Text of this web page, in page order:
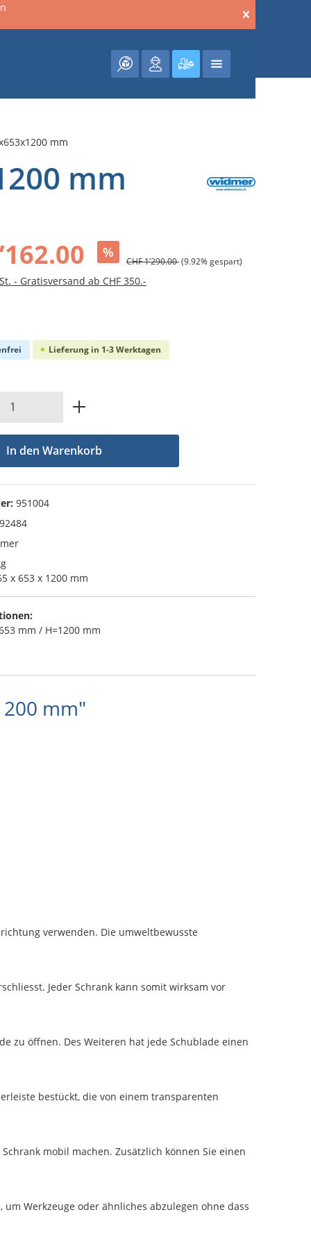
Warenkorb enthält 0
mm
mm
%
CHF 1’290.00(9.92% gespart)
- Gratisversand ab CHF 350.-
Bewertung von 0 von 5 Sternen
Lieferung in 1-3 Werktagen
Gib den gewünschten Wert
In den Warenkorb
951004
x 653 x 1200 mm
mm / H=1200 mm
mm"
verwenden. Die umweltbewusste
Jeder Schrank kann somit wirksam vor
zu öffnen. Des Weiteren hat jede Schublade einen
bestückt, die von einem transparenten
mobil machen. Zusätzlich können Sie einen
Werkzeuge oder ähnliches abzulegen ohne dass